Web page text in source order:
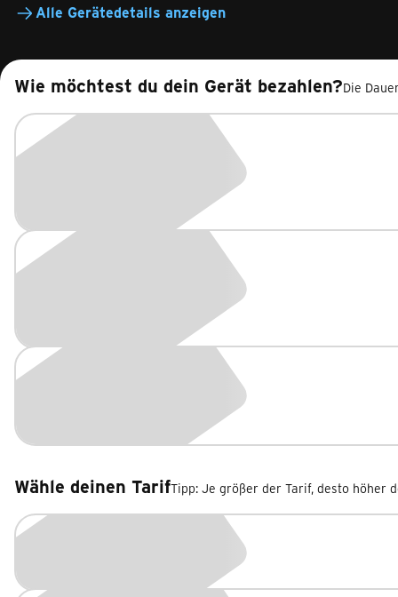
Alle Gerätedetails anzeigen
Wie möchtest du dein Gerät bezahlen?Die
Wähle deinen TarifTipp: Je größer der Tarif, desto höher